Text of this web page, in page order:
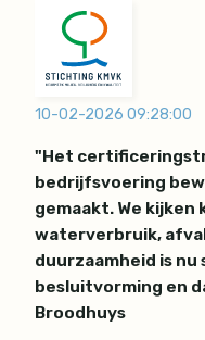
10-02-2026 09:28:00
"Het
bedrijfsvoering
gemaakt. We
waterverbruik,
duurzaamheid is
besluitvorming en
Broodhuys